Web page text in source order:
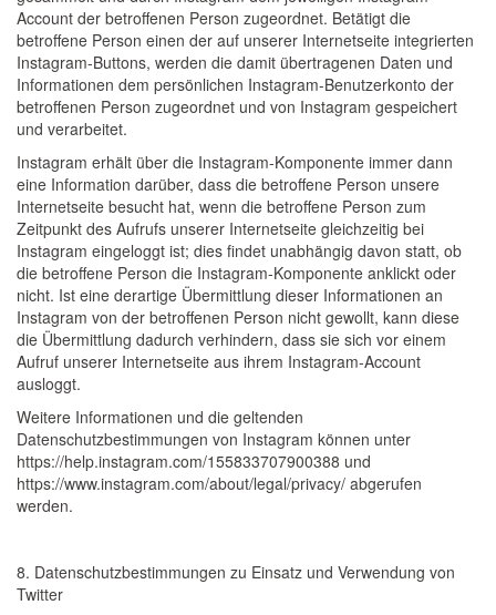
Account der betroffenen Person zugeordnet. Betätigt die
betroffene Person einen der auf unserer Internetseite integrierten
Instagram-Buttons, werden die damit übertragenen Daten und
Informationen dem persönlichen Instagram-Benutzerkonto der
betroffenen Person zugeordnet und von Instagram gespeichert
und verarbeitet.
Instagram erhält über die Instagram-Komponente immer dann
eine Information darüber, dass die betroffene Person unsere
Internetseite besucht hat, wenn die betroffene Person zum
Zeitpunkt des Aufrufs unserer Internetseite gleichzeitig bei
Instagram eingeloggt ist; dies findet unabhängig davon statt, ob
die betroffene Person die Instagram-Komponente anklickt oder
nicht. Ist eine derartige Übermittlung dieser Informationen an
Instagram von der betroffenen Person nicht gewollt, kann diese
die Übermittlung dadurch verhindern, dass sie sich vor einem
Aufruf unserer Internetseite aus ihrem Instagram-Account
ausloggt.
Weitere Informationen und die geltenden
Datenschutzbestimmungen von Instagram können unter
https://help.instagram.com/155833707900388 und
https://www.instagram.com/about/legal/privacy/ abgerufen
werden.
8. Datenschutzbestimmungen zu Einsatz und Verwendung von
Twitter